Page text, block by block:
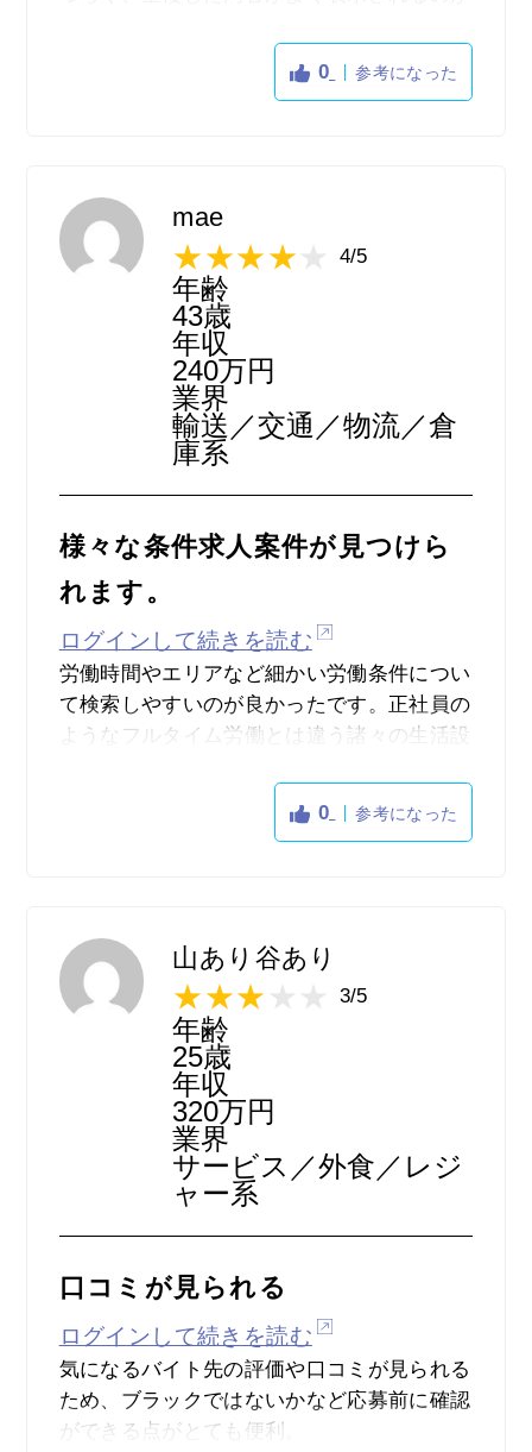
らかったり、自分が以前見た求人情報なのか
判断するのが難しい事がありました。
求人数など、内容はいいけど、そういった部
分がもったいないと感じます。
サイトの構成が変わってくると、もっと見や
すいなと思いました。
0 参考になった
mae
4/5
年齢
43歳
年収
240万円
業界
輸送／交通／物流／倉
庫系
様々な条件求人案件が見つけら
れます。
ログインして続きを読む
労働時間やエリアなど細かい労働条件につい
て検索しやすいのが良かったです。正社員の
ようなフルタイム労働とは違う諸々の生活設
います。個人的には副業・WワークOKで検
した意味でも自分の中で多くの選択肢を持つ
ことができると思います。サイトデザインも
シンプルで見やすく、数多く求人案件を探し
たい人にとっては使いやすいと思います。
0 参考になった
山あり谷あり
3/5
年齢
25歳
年収
320万円
業界
サービス／外食／レジ
ャー系
口コミが見られる
ログインして続きを読む
気になるバイト先の評価や口コミが見られる
ため、ブラックではないかなど応募前に確認
ができる点がとても便利。